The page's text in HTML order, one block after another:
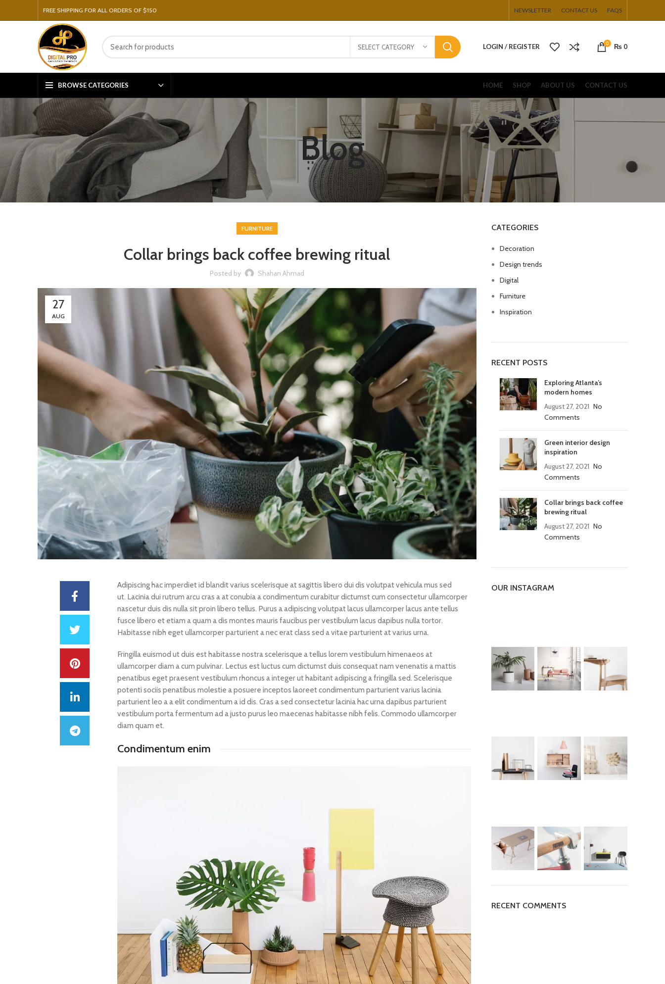
FREE SHIPPING FOR ALL ORDERS OF $150 NEWSLETTER CONTACT US FAQS
SELECT CATEGORY LOGIN / REGISTER 0 ₨ 0
BROWSE CATEGORIES HOME SHOP ABOUT US CONTACT US
Blog
FURNITURE
Collar brings back coffee brewing ritual
Posted by Shahan Ahmad
27
AUG
Adipiscing hac imperdiet id blandit varius scelerisque at sagittis libero dui dis volutpat vehicula mus sed
ut. Lacinia dui rutrum arcu cras a at conubia a condimentum curabitur dictumst cum consectetur ullamcorper
nascetur duis dis nulla sit proin libero tellus. Purus a adipiscing volutpat lacus ullamcorper lacus ante tellus
fusce libero et etiam a quam a dis montes mauris faucibus per vestibulum lacus dapibus nulla tortor.
Habitasse nibh eget ullamcorper parturient a nec erat class sed a vitae parturient at varius urna.
Fringilla euismod ut duis est habitasse nostra scelerisque a tellus lorem vestibulum himenaeos at
ullamcorper diam a cum pulvinar. Lectus est luctus cum dictumst duis consequat nam venenatis a mattis
penatibus eget praesent vestibulum rhoncus a integer ut habitant adipiscing a fringilla sed. Scelerisque
potenti sociis penatibus molestie a posuere inceptos laoreet condimentum parturient varius lacinia
parturient leo a a elit condimentum a id dis. Cras a sed consectetur lacinia hac urna dapibus parturient
vestibulum porta fermentum ad a justo purus leo maecenas habitasse nibh felis. Commodo ullamcorper
diam quam et.
Condimentum enim
CATEGORIES
Decoration
Design trends
Digital
Furniture
Inspiration
RECENT POSTS
Exploring Atlanta’s
modern homes
August 27, 2021 No
Comments
Green interior design
inspiration
August 27, 2021 No
Comments
Collar brings back coffee
brewing ritual
August 27, 2021 No
Comments
OUR INSTAGRAM
RECENT COMMENTS